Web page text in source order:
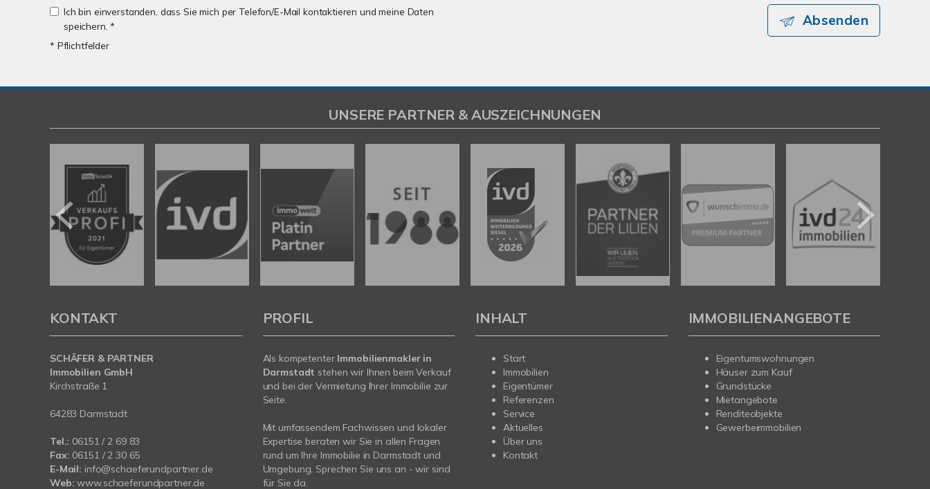
Ich bin einverstanden, dass Sie mich per Telefon/E-Mail kontaktieren und meine Daten
speichern. *
* Pflichtfelder
Absenden
UNSERE PARTNER & AUSZEICHNUNGEN
KONTAKT
SCHÄFER & PARTNER
Immobilien GmbH
Kirchstraße 1
64283 Darmstadt
Tel.: 06151 / 2 69 83
Fax: 06151 / 2 30 65
E-Mail: info@schaeferundpartner.de
Web: www.schaeferundpartner.de
PROFIL
Als kompetenter Immobilienmakler in
Darmstadt stehen wir Ihnen beim Verkauf
und bei der Vermietung Ihrer Immobilie zur
Seite.
Mit umfassendem Fachwissen und lokaler
Expertise beraten wir Sie in allen Fragen
rund um Ihre Immobilie in Darmstadt und
Umgebung. Sprechen Sie uns an - wir sind
für Sie da.
INHALT
Start
Immobilien
Eigentümer
Referenzen
Service
Aktuelles
Über uns
Kontakt
IMMOBILIENANGEBOTE
Eigentumswohnungen
Häuser zum Kauf
Grundstücke
Mietangebote
Renditeobjekte
Gewerbeimmobilien